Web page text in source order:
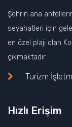
Şehrin ana
seyahatleri için
en özel plajı olan
çıkmaktadır.
Turizm
Hızlı Erişim